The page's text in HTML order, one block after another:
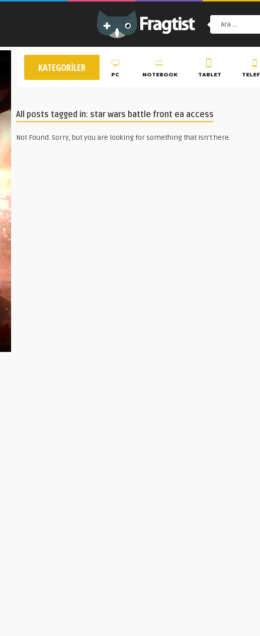
KATEGORILER
PC NOTEBOOK TABLET
All posts tagged in: star wars battle front ea access
Not Found. Sorry, but you are looking for something that isn't here.